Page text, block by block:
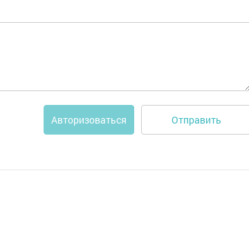
Авторизоваться Отправить